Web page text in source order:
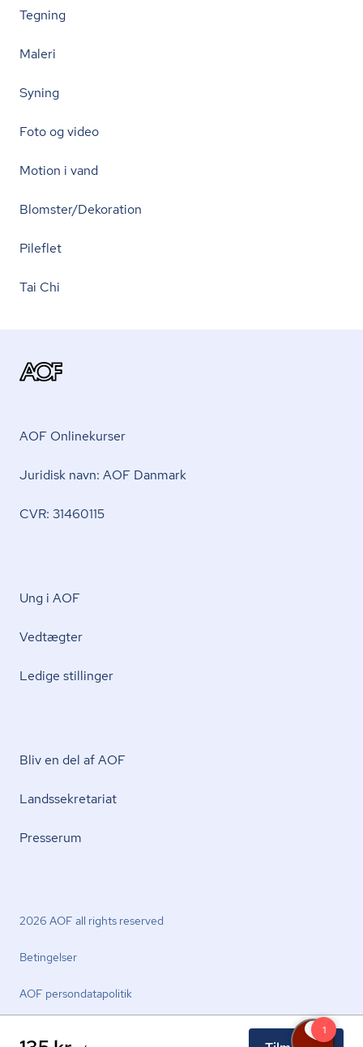
Tegning
Maleri
Syning
Foto og video
Motion i vand
Blomster/Dekoration
Pileflet
Tai Chi
AOF Onlinekurser
Juridisk navn: AOF Danmark
CVR: 31460115
Ung i AOF
Vedtægter
Ledige stillinger
Bliv en del af AOF
Lands­se­kre­ta­ri­at
Presserum
2026 AOF all rights reserved
Betingelser
AOF per­son­da­ta­po­li­tik